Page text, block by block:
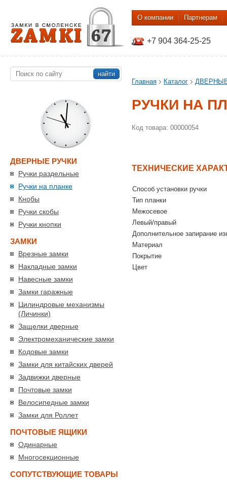
О компании Партнерам
+7 904 364-25-25
найти
ДВЕРНЫЕ РУЧКИ
Ручки раздельные
Ручки на планке
Кнобы
Ручки скобы
Ручки кнопки
ЗАМКИ
Врезные замки
Накладные замки
Навесные замки
Замки гаражные
Цилиндровые механизмы
(Личинки)
Защелки дверные
Электромеханические замки
Кодовые замки
Замки для китайских дверей
Задвижки дверные
Почтовые замки
Велосипедные замки
Замки для Роллет
ПОЧТОВЫЕ ЯЩИКИ
Одинарные
Многосекционные
СОПУТСТВУЮЩИЕ ТОВАРЫ
Главная Каталог
РУЧКИ НА
Код товара: 00000054
ТЕХНИЧЕСКИЕ
Способ установки ручки
Тип планки
Межосевое
Левый/правый
Дополнительное запирание
Материал
Покрытие
Цвет